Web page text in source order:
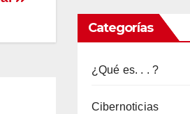
usuarios
de
y
Categorías
¿Qué es. . . ?
Cibernoticias